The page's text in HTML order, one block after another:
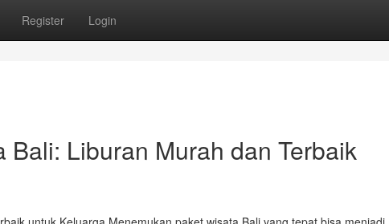
Register Login
Bali: Liburan Murah dan Terbaik